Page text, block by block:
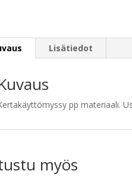
Lisätiedot
pp materiaali.
myös